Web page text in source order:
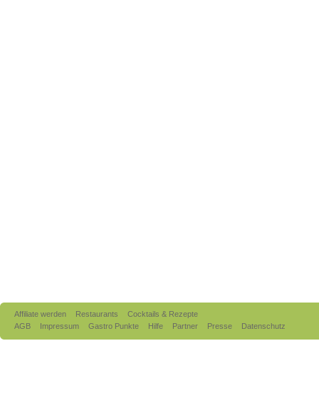
Affiliate werden Restaurants
Cocktails & Rezepte
AGB
Impressum Gastro Punkte Hilfe Partner Presse Datenschutz